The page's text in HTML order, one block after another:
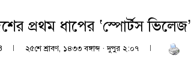
প্রথম ধাপের ‘স্পোর্টস ভিলেজ’
২৫শে শ্রাবণ, ১৪৩৩ বঙ্গাব্দ · দুপুর ২:০৭